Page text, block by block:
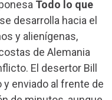
Todo lo que
desarrolla hacia el
y alienígenas,
de Alemania
El desertor Bill
y enviado al frente de